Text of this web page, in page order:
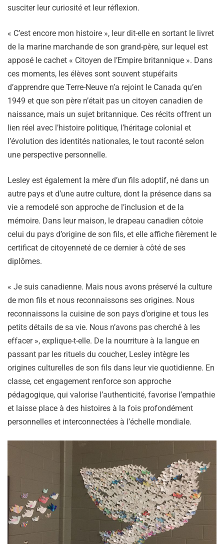
susciter leur curiosité et leur réflexion.
« C’est encore mon histoire », leur dit-elle en sortant le livret
de la marine marchande de son grand-père, sur lequel est
apposé le cachet « Citoyen de l’Empire britannique ». Dans
ces moments, les élèves sont souvent stupéfaits
d’apprendre que Terre-Neuve n’a rejoint le Canada qu’en
1949 et que son père n’était pas un citoyen canadien de
naissance, mais un sujet britannique. Ces récits offrent un
lien réel avec l’histoire politique, l’héritage colonial et
l’évolution des identités nationales, le tout raconté selon
une perspective personnelle.
Lesley est également la mère d’un fils adoptif, né dans un
autre pays et d’une autre culture, dont la présence dans sa
vie a remodelé son approche de l’inclusion et de la
mémoire. Dans leur maison, le drapeau canadien côtoie
celui du pays d’origine de son fils, et elle affiche fièrement le
certificat de citoyenneté de ce dernier à côté de ses
diplômes.
« Je suis canadienne. Mais nous avons préservé la culture
de mon fils et nous reconnaissons ses origines. Nous
reconnaissons la cuisine de son pays d’origine et tous les
petits détails de sa vie. Nous n’avons pas cherché à les
effacer », explique-t-elle. De la nourriture à la langue en
passant par les rituels du coucher, Lesley intègre les
origines culturelles de son fils dans leur vie quotidienne. En
classe, cet engagement renforce son approche
pédagogique, qui valorise l’authenticité, favorise l’empathie
et laisse place à des histoires à la fois profondément
personnelles et interconnectées à l’échelle mondiale.